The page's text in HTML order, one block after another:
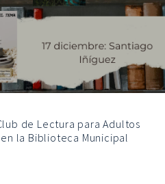
de Lectura para Adultos
la Biblioteca Municipal